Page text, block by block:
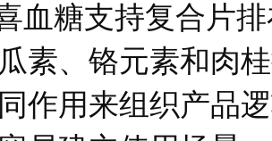
糖支持复合片排
素、铬元素和肉
作用来组织产品